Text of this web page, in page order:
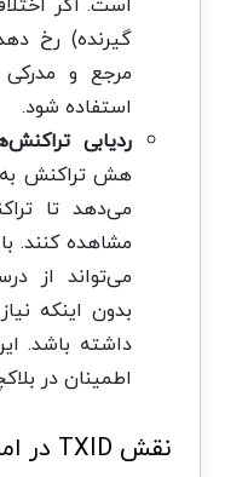
مرجع و مدرکی
استفاده شود.
ردیابی
هش تراکنش به
می‌دهد تا
می‌تواند از
بدون اینکه
داشته باشد.
اطمینان در
نقش TXID در امنیت بلاکچین